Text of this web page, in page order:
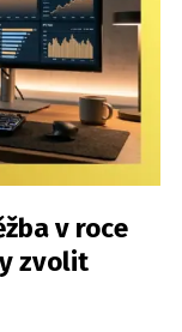
v roce
zvolit